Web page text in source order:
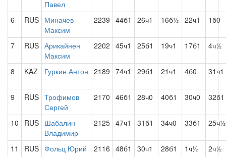
Павел
6 RUS Миначев
Максим
2239 44б1 26ч1 16б½ 22ч1 1б0
7 RUS Арикайнен
Максим
2202 45ч1 25б1 19ч1 17б1 4ч½
8 KAZ Гуркин Антон 2189 74ч1 29б1 21ч1 4б0 31ч1
9 RUS Трофимов
Сергей
2170 46б1 28ч0 40б1 30ч0 32б1
10 RUS Шабалин
Владимир
2125 47ч1 31б1 34ч0 33б1 25ч½
11 RUS Фольц Юрий 2116 48б1 30ч1 28б1 1ч½ 2ч½